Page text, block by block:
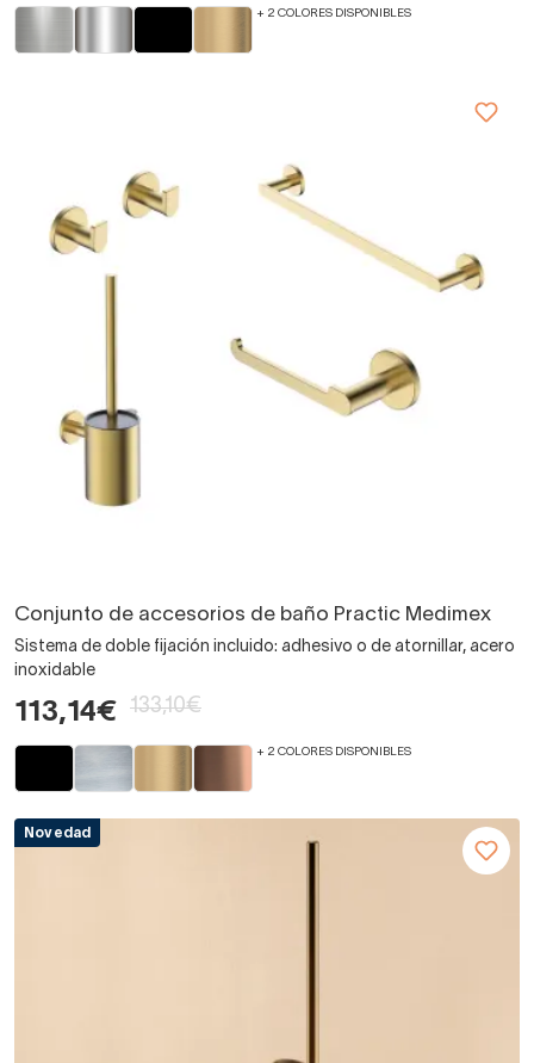
+ 2 COLORES DISPONIBLES
Conjunto de accesorios de baño Practic Medimex
Sistema de doble fijación incluido: adhesivo o de atornillar, acero
inoxidable
113,14€ 133,10€
+ 2 COLORES DISPONIBLES
Novedad